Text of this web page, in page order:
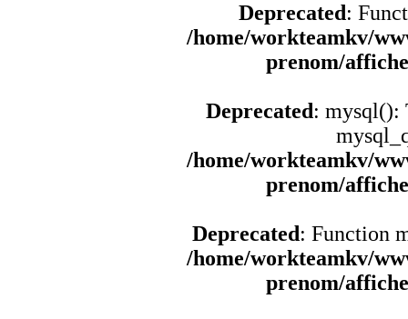
Deprecated:
/home/workteamkv/
prenom/
Deprecated: mysql():
/home/workteamkv/
prenom/
Deprecated: Function
/home/workteamkv/
prenom/